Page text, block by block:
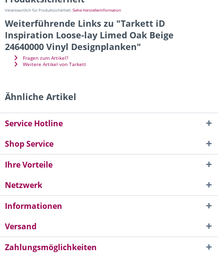
Verantwortlich für Produktsicherheit:Siehe Herstellerinformation
Weiterführende Links zu "Tarkett iD
Inspiration Loose-lay Limed Oak Beige
24640000 Vinyl Designplanken"
Fragen zum Artikel?
Weitere Artikel von Tarkett
Ähnliche Artikel
Service Hotline
Shop Service
Ihre Vorteile
Netzwerk
Informationen
Versand
Zahlungsmöglichkeiten